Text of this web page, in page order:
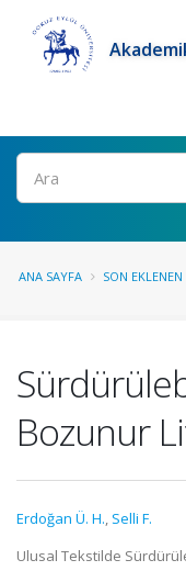
Ara
ANA SAYFA SON
Bozunur
Erdoğan Ü. H., Selli F.
Ulusal Tekstilde